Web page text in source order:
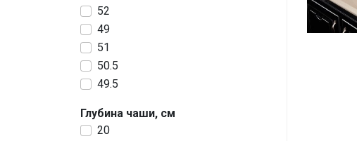
52
49
51
50.5
49.5
Глубина чаши, см
20